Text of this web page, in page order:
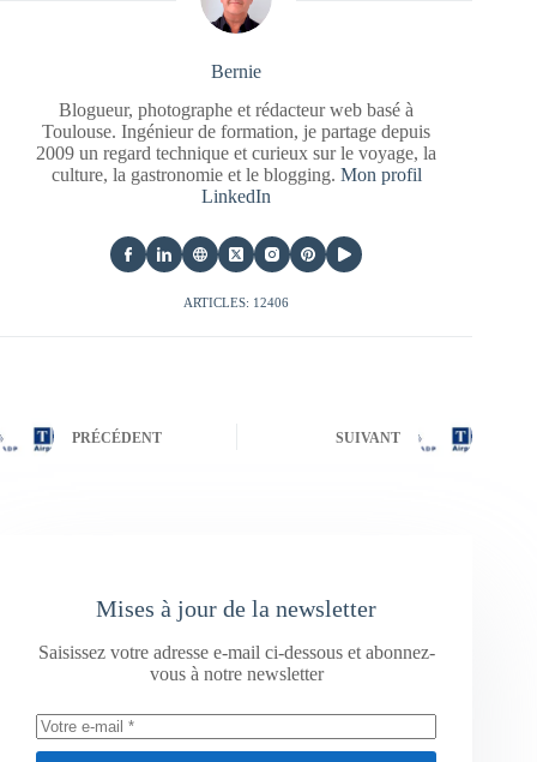
Bernie
Blogueur, photographe et rédacteur web basé à
Toulouse. Ingénieur de formation, je partage depuis
2009 un regard technique et curieux sur le voyage, la
culture, la gastronomie et le blogging. Mon profil
LinkedIn
ARTICLES: 12406
PRÉCÉDENT SUIVANT
Mises à jour de la newsletter
Saisissez votre adresse e-mail ci-dessous et abonnez-
vous à notre newsletter